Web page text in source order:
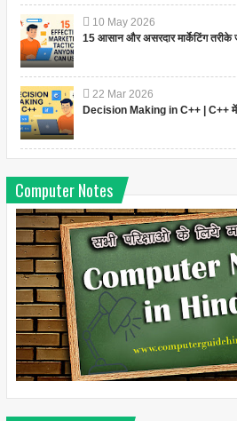
10 May 2026
15 आसान और असरदार मार्केटिंग तरीके
22 Mar 2026
Decision Making in C++ | C++ में
Computer Notes